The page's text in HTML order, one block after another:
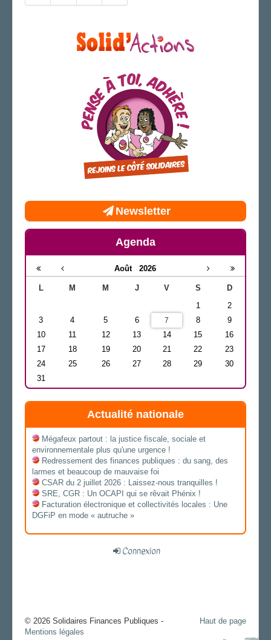
Newsletter
Agenda
Août 2026
L M M J V S
D
1
2
3
4 5 6 7 8
9
10
11 12 13 14 15
16
17
18 19 20 21 22
23
24
25 26 27 28 29
30
31
Actualité nationale
Mégafeux partout : la justice fiscale, sociale et
environnementale plus qu'une urgence !
Redressement des finances publiques : du sang, des
larmes et beaucoup de mauvaise foi
CSAR du 2 juillet 2026 : Laissez-nous tranquilles !
SRE, CGR : Un OCAPI qui se rêvait Phénix !
Facturation électronique et collectivités locales : Une
DGFiP en mode « autruche »
Connexion
Haut de page
© 2026 Solidaires Finances Publiques -
Mentions légales